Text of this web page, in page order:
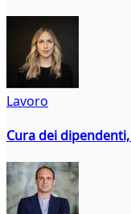
Lavoro
Cura dei